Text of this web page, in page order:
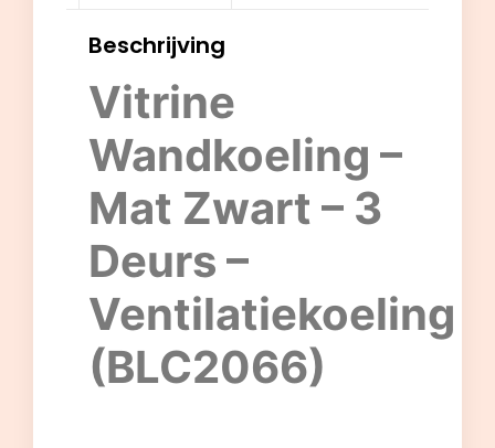
Beschrijving
Vitrine
Wandkoeling –
Mat Zwart – 3
Deurs –
Ventilatiekoeling
(BLC2066)